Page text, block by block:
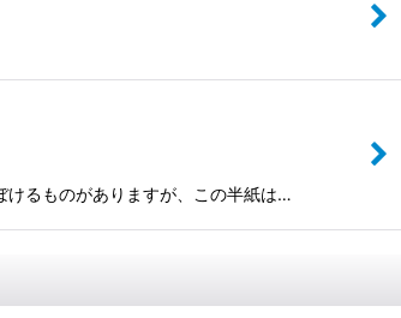
るものがありますが、この半紙は…